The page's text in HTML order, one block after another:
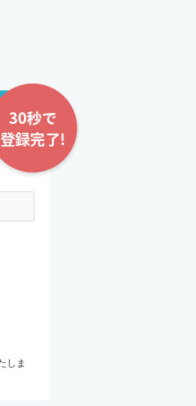
30秒で
登録完了!